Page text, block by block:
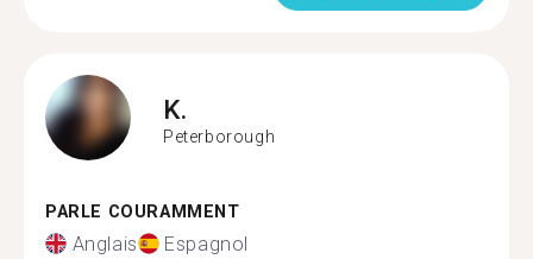
K.
Peterborough
PARLE COURAMMENT
Anglais Espagnol